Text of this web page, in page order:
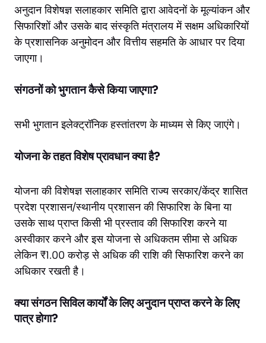
अनुदान विशेषज्ञ सलाहकार समिति द्वारा आवेदनों के मूल्यांकन और
सिफारिशों और उसके बाद संस्कृति मंत्रालय में सक्षम अधिकारियों
के प्रशासनिक अनुमोदन और वित्तीय सहमति के आधार पर दिया
जाएगा।
संगठनों को भुगतान कैसे किया जाएगा?
सभी भुगतान इलेक्ट्रॉनिक हस्तांतरण के माध्यम से किए जाएंगे।
योजना के तहत विशेष प्रावधान क्या है?
योजना की विशेषज्ञ सलाहकार समिति राज्य सरकार/केंद्र शासित
प्रदेश प्रशासन/स्थानीय प्रशासन की सिफारिश के बिना या
उसके साथ प्राप्त किसी भी प्रस्ताव की सिफारिश करने या
अस्वीकार करने और इस योजना से अधिकतम सीमा से अधिक
लेकिन ₹1.00 करोड़ से अधिक की राशि की सिफारिश करने का
अधिकार रखती है।
क्या संगठन सिविल कार्यों के लिए अनुदान प्राप्त करने के लिए
पात्र होगा?